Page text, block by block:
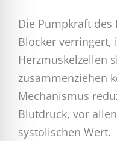
Die Pumpkraft des
Blocker verringert,
Herzmuskelzellen
zusammenziehen
Mechanismus
Blutdruck, vor
systolischen Wert.